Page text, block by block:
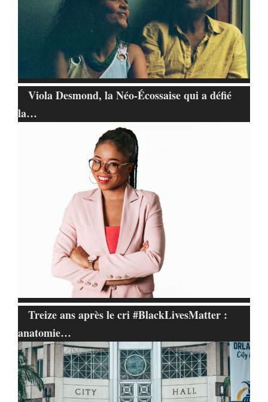
Viola Desmond, la Néo-Écossaise qui a défié
la…
Treize ans après le cri #BlackLivesMatter :
anatomie…